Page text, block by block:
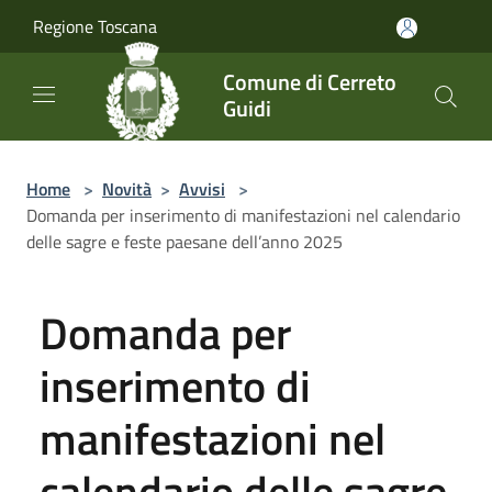
Regione Toscana
Comune di Cerreto
Guidi
Home > Novità > Avvisi >
Domanda per inserimento di manifestazioni nel calendario
delle sagre e feste paesane dell’anno 2025
Domanda per
inserimento di
manifestazioni nel